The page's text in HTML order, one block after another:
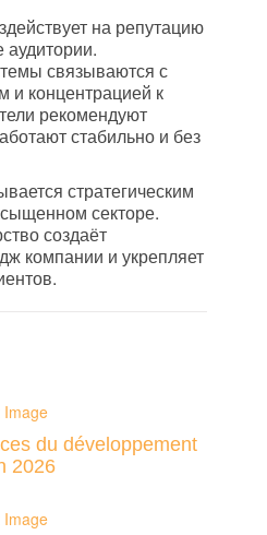
на репутацию
связываются с
и концентрацией к
рекомендуют
стабильно и без
стратегическим
секторе.
создаёт
компании и укрепляет
du développement
2026